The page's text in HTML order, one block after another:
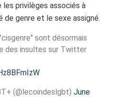
privilèges associés à
de genre et le sexe assigné.
sont désormais
des insultes sur Twitter
(@lecoindeslgbt) June